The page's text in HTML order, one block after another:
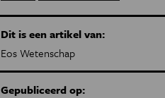
Dit is een artikel van:
Eos Wetenschap
Gepubliceerd op: